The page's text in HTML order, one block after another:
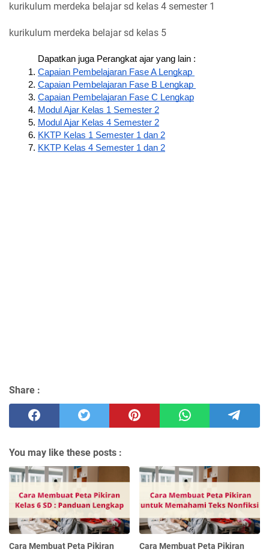
kurikulum merdeka belajar sd kelas 4 semester 1
kurikulum merdeka belajar sd kelas 5
Dapatkan juga Perangkat ajar yang lain :
Capaian Pembelajaran Fase A Lengkap
Capaian Pembelajaran Fase B Lengkap
Capaian Pembelajaran Fase C Lengkap
Modul Ajar Kelas 1 Semester 2
Modul Ajar Kelas 4 Semester 2
KKTP Kelas 1 Semester 1 dan 2
KKTP Kelas 4 Semester 1 dan 2
Share :
You may like these posts :
Cara Membuat Peta Pikiran
Cara Membuat Peta Pikiran